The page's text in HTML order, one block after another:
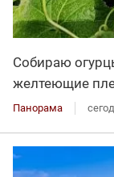
Собираю
желтеющие
Панорама